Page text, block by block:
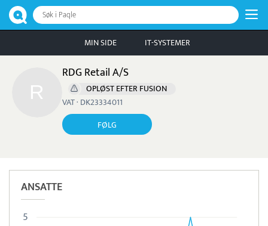
Søk i Paqle
MIN SIDE IT-SYSTEMER
RDG Retail A/S
OPLØST EFTER FUSION
VAT · DK23334011
FØLG
ANSATTE
5